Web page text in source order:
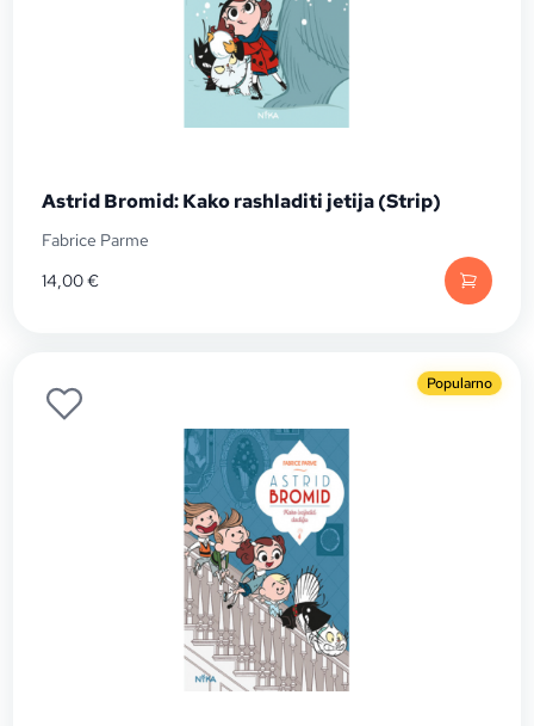
Astrid Bromid: Kako rashladiti jetija (Strip)
Fabrice Parme
14,00€
Popularno